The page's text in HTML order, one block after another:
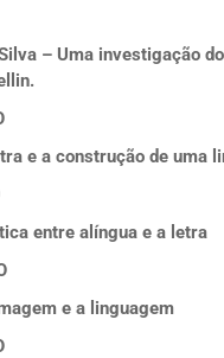
– Uma investigação
e a construção de uma
entre alíngua e a letra
e a linguagem